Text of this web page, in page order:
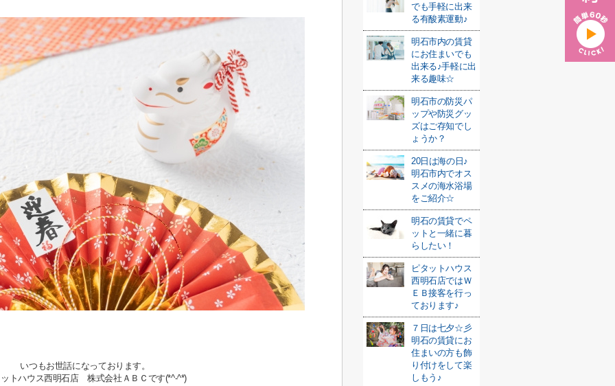
いつもお世話になっております。
トハウス西明石店 株式会社ＡＢＣです(*^-^*)
でも手軽に出来
る有酸素運動♪
明石市内の賃貸
にお住まいでも
出来る♪手軽に出
来る趣味☆
明石市の防災パ
ップや防災グッ
ズはご存知でし
ょうか？
20日は海の日♪
明石市内でオス
スメの海水浴場
をご紹介☆
明石の賃貸でペ
ットと一緒に暮
らしたい！
ピタットハウス
西明石店ではＷ
ＥＢ接客を行っ
ております♪
７日は七夕☆彡
明石の賃貸にお
住まいの方も飾
り付けをして楽
しもう♪